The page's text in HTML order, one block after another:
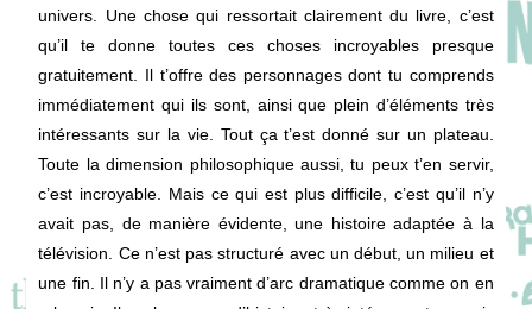
univers. Une chose qui ressortait clairement du livre, c’est
qu’il te donne toutes ces choses incroyables presque
gratuitement. Il t’offre des personnages dont tu comprends
immédiatement qui ils sont, ainsi que plein d’éléments très
intéressants sur la vie. Tout ça t’est donné sur un plateau.
Toute la dimension philosophique aussi, tu peux t’en servir,
c’est incroyable. Mais ce qui est plus difficile, c’est qu’il n’y
avait pas, de manière évidente, une histoire adaptée à la
télévision. Ce n’est pas structuré avec un début, un milieu et
une fin. Il n’y a pas vraiment d’arc dramatique comme on en